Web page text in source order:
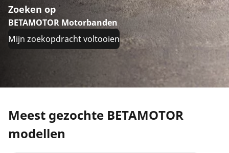
Zoeken op
BETAMOTOR Motorbanden
Mijn zoekopdracht voltooien
Meest gezochte BETAMOTOR
modellen